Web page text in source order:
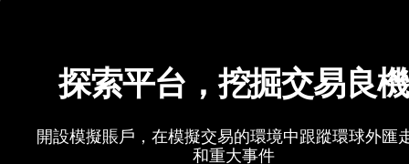
探索平台，挖掘交易良機
開設模擬賬戶，在模擬交易的環境中跟蹤環球外匯
和重大事件